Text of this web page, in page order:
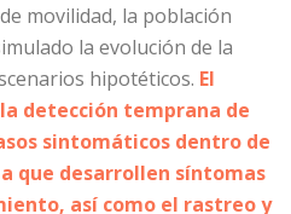
movilidad, la población
la evolución de la
hipotéticos. El
detección temprana de
sintomáticos dentro de
que desarrollen síntomas
así como el rastreo y